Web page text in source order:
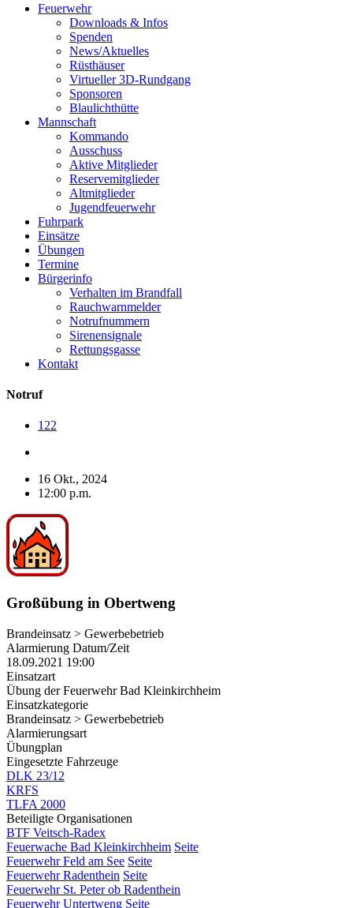
Feuerwehr
Downloads & Infos
Spenden
News/Aktuelles
Rüsthäuser
Virtueller 3D-Rundgang
Sponsoren
Blaulichthütte
Mannschaft
Kommando
Ausschuss
Aktive Mitglieder
Reservemitglieder
Altmitglieder
Jugendfeuerwehr
Fuhrpark
Einsätze
Übungen
Termine
Bürgerinfo
Verhalten im Brandfall
Rauchwarnmelder
Notrufnummern
Sirenensignale
Rettungsgasse
Kontakt
Notruf
122
16 Okt., 2024
12:00 p.m.
Großübung in Obertweng
Brandeinsatz > Gewerbebetrieb
Alarmierung Datum/Zeit
18.09.2021 19:00
Einsatzart
Übung der Feuerwehr Bad Kleinkirchheim
Einsatzkategorie
Brandeinsatz > Gewerbebetrieb
Alarmierungsart
Übungplan
Eingesetzte Fahrzeuge
DLK 23/12
KRFS
TLFA 2000
Beteiligte Organisationen
BTF Veitsch-Radex
Feuerwache Bad Kleinkirchheim Seite
Feuerwehr Feld am See Seite
Feuerwehr Radenthein Seite
Feuerwehr St. Peter ob Radenthein
Feuerwehr Untertweng Seite